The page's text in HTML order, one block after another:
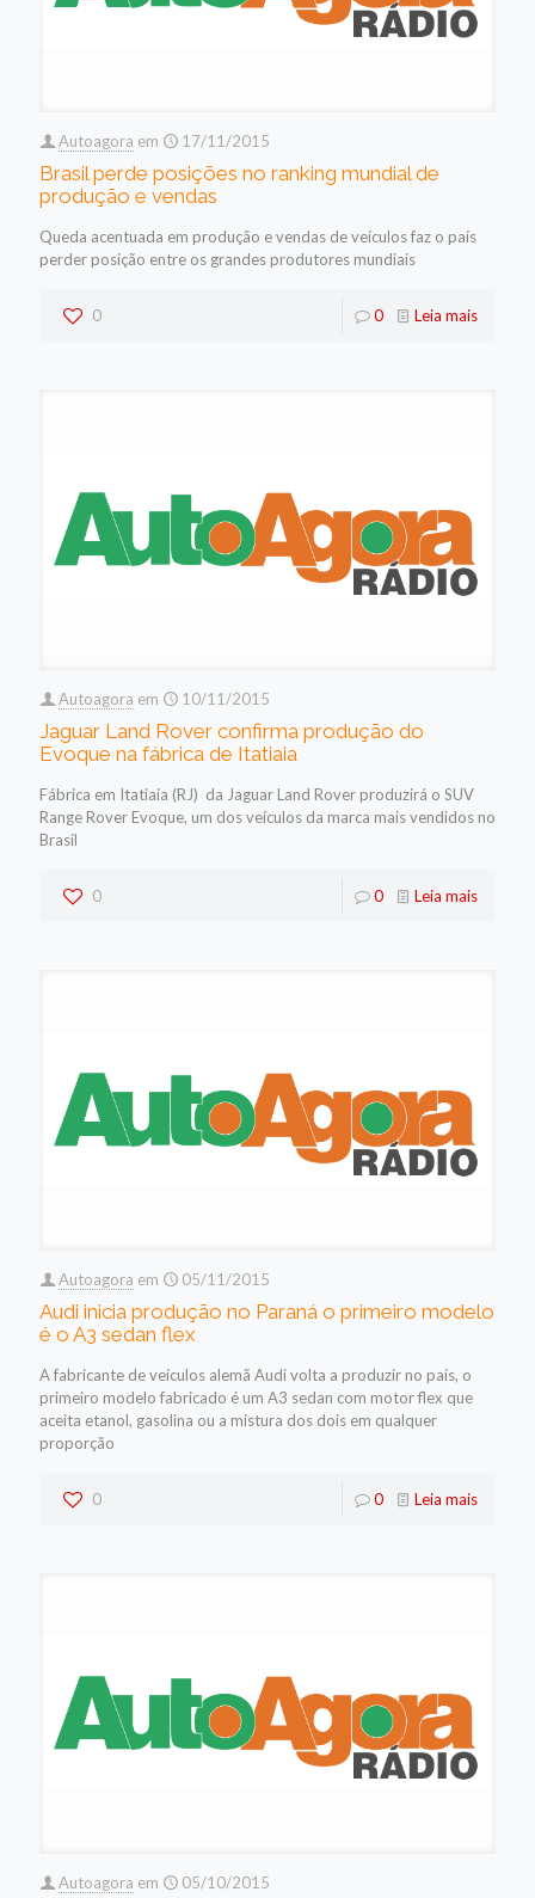
Autoagora em 17/11/2015
Brasil perde posições no ranking mundial de
produção e vendas
Queda acentuada em produção e vendas de veículos faz o país
perder posição entre os grandes produtores mundiais
0 0 Leia mais
Autoagora em 10/11/2015
Jaguar Land Rover confirma produção do
Evoque na fábrica de Itatiaia
Fábrica em Itatiaia (RJ) da Jaguar Land Rover produzirá o SUV
Range Rover Evoque, um dos veículos da marca mais vendidos no
Brasil
0 0 Leia mais
Autoagora em 05/11/2015
Audi inicia produção no Paraná o primeiro modelo
é o A3 sedan flex
A fabricante de veículos alemã Audi volta a produzir no país, o
primeiro modelo fabricado é um A3 sedan com motor flex que
aceita etanol, gasolina ou a mistura dos dois em qualquer
proporção
0 0 Leia mais
Autoagora em 05/10/2015